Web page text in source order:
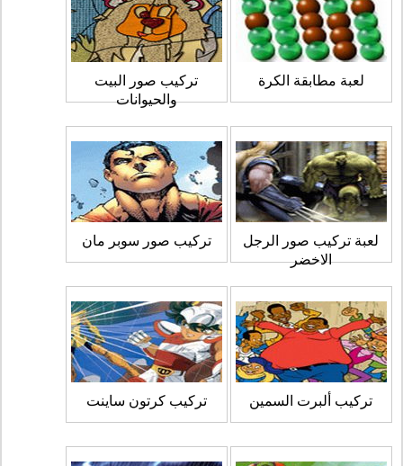
لعبة مطابقة الكرة
تركيب صور البيت
والحيوانات
لعبة تركيب صور الرجل
الاخضر
تركيب صور سوبر مان
تركيب ألبرت السمين تركيب كرتون ساينت